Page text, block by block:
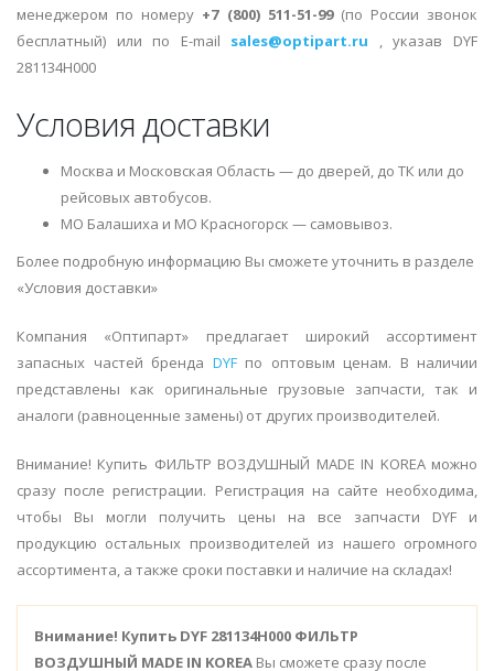
менеджером по номеру +7 (800) 511-51-99(по России звонок
бесплатный) или по E-mail sales@optipart.ru
, указав DYF
281134H000
Условия доставки
Москва и Московская Область — до дверей, до ТК или до
рейсовых автобусов.
МО Балашиха и МО Красногорск — самовывоз.
Более подробную информацию Вы сможете уточнить в разделе
«Условия доставки»
Компания «Оптипарт» предлагает широкий ассортимент
запасных частей бренда DYFпо оптовым ценам. В наличии
представлены как оригинальные грузовые запчасти, так и
аналоги (равноценные замены) от других производителей.
Внимание! Купить ФИЛЬТР ВОЗДУШНЫЙ MADE IN KOREA можно
сразу после регистрации. Регистрация на сайте необходима,
чтобы Вы могли получить цены на все запчасти DYF и
продукцию остальных производителей из нашего огромного
ассортимента, а также сроки поставки и наличие на складах!
Внимание! Купить DYF 281134H000 ФИЛЬТР
ВОЗДУШНЫЙ MADE IN KOREA Вы сможете сразу после